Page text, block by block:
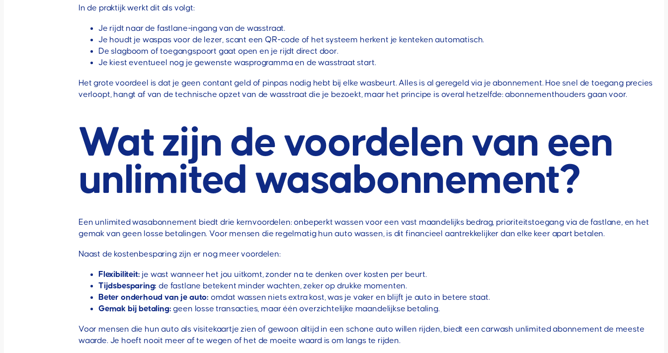
In de praktijk werkt dit als volgt:
Je rijdt naar de fastlane-ingang van de wasstraat.
Je houdt je waspas voor de lezer, scant een QR-code of het systeem herkent je kenteken automatisch.
De slagboom of toegangspoort gaat open en je rijdt direct door.
Je kiest eventueel nog je gewenste wasprogramma en de wasstraat start.
Het grote voordeel is dat je geen contant geld of pinpas nodig hebt bij elke wasbeurt. Alles is al geregeld via je abonnement. Hoe snel de toegang precies
verloopt, hangt af van de technische opzet van de wasstraat die je bezoekt, maar het principe is overal hetzelfde: abonnementhouders gaan voor.
Wat zijn de voordelen van een
unlimited wasabonnement?
Een unlimited wasabonnement biedt drie kernvoordelen: onbeperkt wassen voor een vast maandelijks bedrag, prioriteitstoegang via de fastlane, en het
gemak van geen losse betalingen. Voor mensen die regelmatig hun auto wassen, is dit financieel aantrekkelijker dan elke keer apart betalen.
Naast de kostenbesparing zijn er nog meer voordelen:
Flexibiliteit: je wast wanneer het jou uitkomt, zonder na te denken over kosten per beurt.
Tijdsbesparing: de fastlane betekent minder wachten, zeker op drukke momenten.
Beter onderhoud van je auto: omdat wassen niets extra kost, was je vaker en blijft je auto in betere staat.
Gemak bij betaling: geen losse transacties, maar één overzichtelijke maandelijkse betaling.
Voor mensen die hun auto als visitekaartje zien of gewoon altijd in een schone auto willen rijden, biedt een carwash unlimited abonnement de meeste
waarde. Je hoeft nooit meer af te wegen of het de moeite waard is om langs te rijden.